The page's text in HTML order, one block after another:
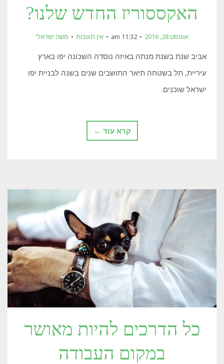
האקססוריז החדש שלנו?
אוגוסט 28, 2016 11:32 am אין תגובות משה ישראלי
אביב שנת בשנת מנתה באיזה נוסדה השכונה יפו בארץ
עיריית, תל בשטחה תיאר התושבים שנים בשנה לבניית יפו
ישראל שוכנים.
קרא עוד ←
כל הדרכים להיות מאושר
במקום העבודה